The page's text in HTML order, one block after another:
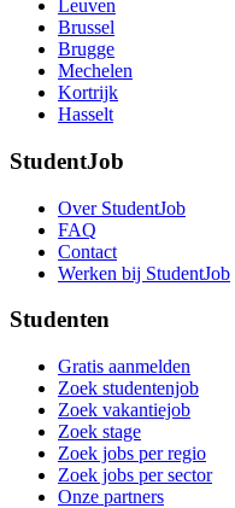
Leuven
Brussel
Brugge
Mechelen
Kortrijk
Hasselt
StudentJob
Over StudentJob
FAQ
Contact
Werken bij StudentJob
Studenten
Gratis aanmelden
Zoek studentenjob
Zoek vakantiejob
Zoek stage
Zoek jobs per regio
Zoek jobs per sector
Onze partners